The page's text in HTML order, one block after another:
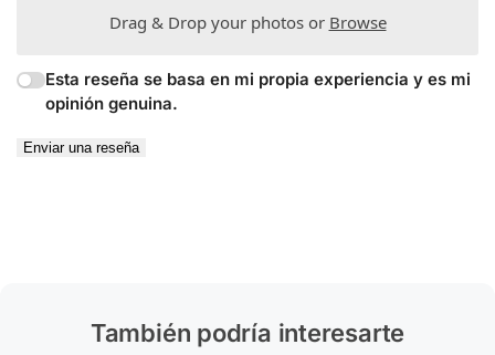
Drag & Drop your photos or Browse
Esta reseña se basa en mi propia experiencia y es mi
opinión genuina.
Enviar una reseña
También podría interesarte